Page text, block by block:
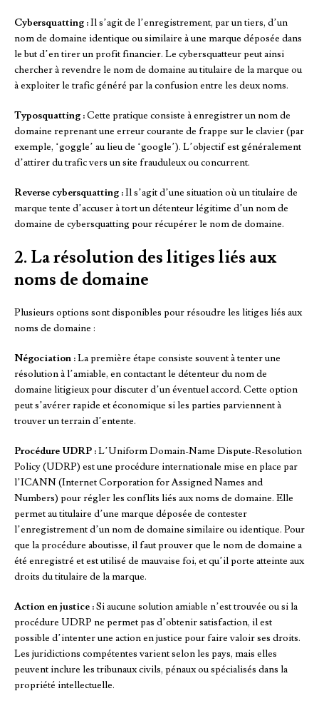
Cybersquatting :Il s’agit de l’enregistrement, par un tiers, d’un
nom de domaine identique ou similaire à une marque déposée dans
le but d’en tirer un profit financier. Le cybersquatteur peut ainsi
chercher à revendre le nom de domaine au titulaire de la marque ou
à exploiter le trafic généré par la confusion entre les deux noms.
Typosquatting :Cette pratique consiste à enregistrer un nom de
domaine reprenant une erreur courante de frappe sur le clavier (par
exemple, ‘goggle’ au lieu de ‘google’). L’objectif est généralement
d’attirer du trafic vers un site frauduleux ou concurrent.
Reverse cybersquatting :Il s’agit d’une situation où un titulaire de
marque tente d’accuser à tort un détenteur légitime d’un nom de
domaine de cybersquatting pour récupérer le nom de domaine.
2. La résolution des litiges liés aux
noms de domaine
Plusieurs options sont disponibles pour résoudre les litiges liés aux
noms de domaine :
Négociation :La première étape consiste souvent à tenter une
résolution à l’amiable, en contactant le détenteur du nom de
domaine litigieux pour discuter d’un éventuel accord. Cette option
peut s’avérer rapide et économique si les parties parviennent à
trouver un terrain d’entente.
Procédure UDRP :L’Uniform Domain-Name Dispute-Resolution
Policy (UDRP) est une procédure internationale mise en place par
l’ICANN (Internet Corporation for Assigned Names and
Numbers) pour régler les conflits liés aux noms de domaine. Elle
permet au titulaire d’une marque déposée de contester
l’enregistrement d’un nom de domaine similaire ou identique. Pour
que la procédure aboutisse, il faut prouver que le nom de domaine a
été enregistré et est utilisé de mauvaise foi, et qu’il porte atteinte aux
droits du titulaire de la marque.
Action en justice :Si aucune solution amiable n’est trouvée ou si la
procédure UDRP ne permet pas d’obtenir satisfaction, il est
possible d’intenter une action en justice pour faire valoir ses droits.
Les juridictions compétentes varient selon les pays, mais elles
peuvent inclure les tribunaux civils, pénaux ou spécialisés dans la
propriété intellectuelle.